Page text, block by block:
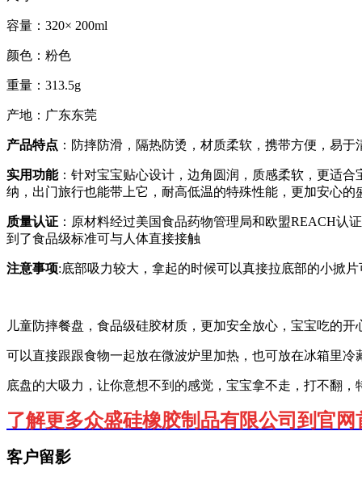
容量：320× 200ml
颜色：粉色
重量：313.5g
产地：广东东莞
产品特点 ：防摔防滑，隔热防烫，材质柔软，携带方便，易于
实用功能：针对宝宝贴心设计，边角圆润，质感柔软，更适
纳，出门旅行也能带上它，耐高低温的特殊性能，更加安心的
质量认证 ：原材料经过美国食品药物管理局和欧盟REACH认
到了食品级标准可与人体直接接触
注意事项:底部吸力较大，拿起的时候可以真接拉底部的小掀
儿童防摔餐盘，食品级硅胶材质，更加安全放心，宝宝吃的开
可以直接跟跟食物一起放在微波炉里加热，也可放在冰箱里冷
底盘的大吸力，让你意想不到的感觉，宝宝拿不走，打不翻，
了解更多众盛硅橡胶制品有限公司到官网
客户留影